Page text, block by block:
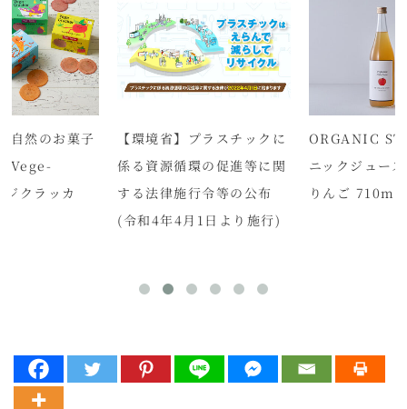
自然のお菓子
Vege-
クラッカ
【環境省】プラスチックに
係る資源循環の促進等に関
する法律施行令等の公布
(令和4年4月1日より施行)
ORGANIC
ニックジュー
りんご 710ml